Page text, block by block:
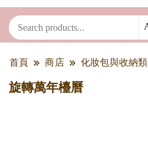
首頁 商店 化妝包與收納類
旋轉萬年檯曆